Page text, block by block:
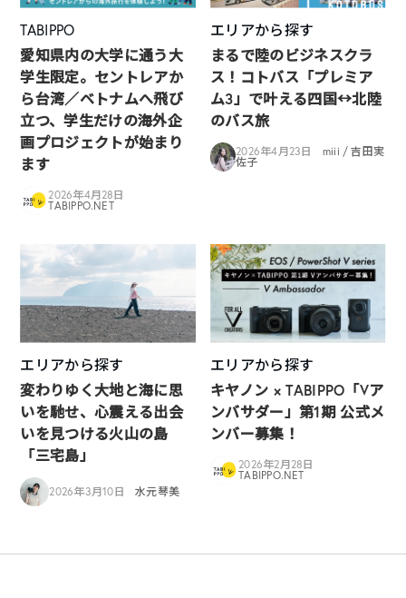
TABIPPO
愛知県内の大学に通う大
学生限定。セントレアか
ら台湾／ベトナムへ飛び
立つ、学生だけの海外企
画プロジェクトが始まり
ます
2026年4月28日
TABIPPO.NET
エリアから探す
まるで陸のビジネスクラ
ス！コトバス「プレミア
ム3」で叶える四国↔︎北陸
のバス旅
2026年4月23日
miii / 吉田実
佐子
エリアから探す
変わりゆく大地と海に思
いを馳せ、心震える出会
いを見つける火山の島
「三宅島」
2026年3月10日 水元琴美
エリアから探す
キヤノン × TABIPPO「Vア
ンバサダー」第1期 公式メ
ンバー募集！
2026年2月28日
TABIPPO.NET